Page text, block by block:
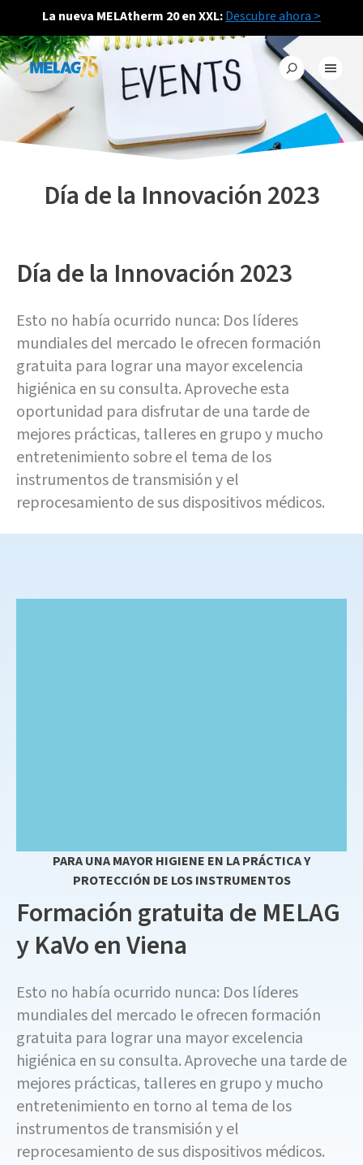
La nueva MELAtherm 20 en XXL:Descubre ahora >
Día de la Innovación 2023
Día de la Innovación 2023
Esto no había ocurrido nunca: Dos líderes
mundiales del mercado le ofrecen formación
gratuita para lograr una mayor excelencia
higiénica en su consulta. Aproveche esta
oportunidad para disfrutar de una tarde de
mejores prácticas, talleres en grupo y mucho
entretenimiento sobre el tema de los
instrumentos de transmisión y el
reprocesamiento de sus dispositivos médicos.
PARA UNA MAYOR HIGIENE EN LA PRÁCTICA Y
PROTECCIÓN DE LOS INSTRUMENTOS
Formación gratuita de MELAG
y KaVo en Viena
Esto no había ocurrido nunca: Dos líderes
mundiales del mercado le ofrecen formación
gratuita para lograr una mayor excelencia
higiénica en su consulta. Aproveche una tarde de
mejores prácticas, talleres en grupo y mucho
entretenimiento en torno al tema de los
instrumentos de transmisión y el
reprocesamiento de sus dispositivos médicos.